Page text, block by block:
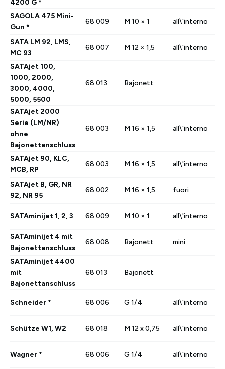
4200 G *
SAGOLA 475 Mini-
Gun *
68 009 M 10 × 1 all\'interno
SATA LM 92, LMS,
MC 93
68 007 M 12 × 1,5 all\'interno
SATAjet 100,
1000, 2000,
3000, 4000,
5000, 5500
68 013 Bajonett
SATAjet 2000
Serie (LM/NR)
ohne
Bajonettanschluss
68 003 M 16 × 1,5 all\'interno
SATAjet 90, KLC,
MCB, RP
68 003 M 16 × 1,5 all\'interno
SATAjet B, GR, NR
92, NR 95
68 002 M 16 × 1,5 fuori
SATAminijet 1, 2, 3 68 009 M 10 × 1 all\'interno
SATAminijet 4 mit
Bajonettanschluss
68 008 Bajonett mini
SATAminijet 4400
mit
Bajonettanschluss
68 013 Bajonett
Schneider * 68 006 G 1/4 all\'interno
Schütze W1, W2 68 018 M 12 x 0,75 all\'interno
Wagner * 68 006 G 1/4 all\'interno